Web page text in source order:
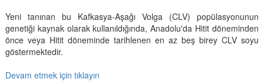
Yeni tanınan bu Kafkasya-Aşağı Volga (CLV) popülasyonunun
genetiği kaynak olarak kullanıldığında, Anadolu'da Hitit döneminden
önce veya Hitit döneminde tarihlenen en az beş birey CLV soyu
göstermektedir.
Devam etmek için tıklayın